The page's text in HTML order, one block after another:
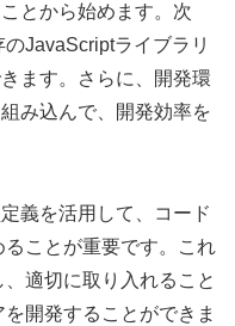
とから始めます。次
JavaScriptライブラリ
ます。さらに、開発環
み込んで、開発効率を
義を活用して、コード
ことが重要です。これ
適切に取り入れること
開発することができま